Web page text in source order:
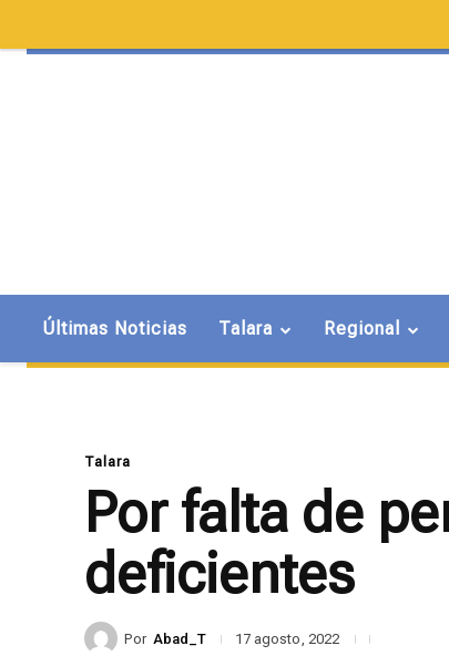
Últimas Noticias Talara Regional
Talara
Por falta de
deficientes
Por Abad_T 17 agosto, 2022